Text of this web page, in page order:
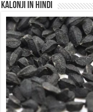
Kalonji In Hindi